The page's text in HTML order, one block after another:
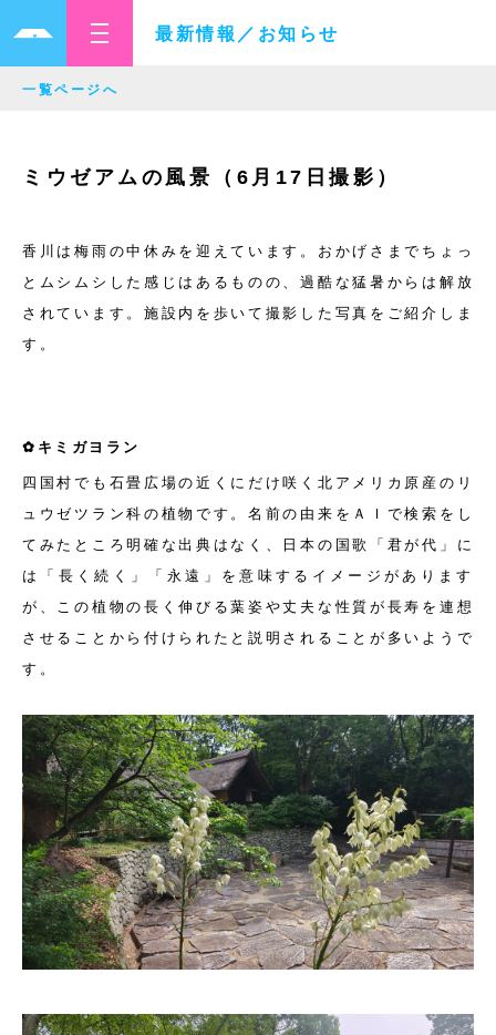
最新情報／お知らせ
一覧ページへ
ミウゼアムの風景（6月17日撮影）
香川は梅雨の中休みを迎えています。おかげさまでちょっ
とムシムシした感じはあるものの、過酷な猛暑からは解放
されています。施設内を歩いて撮影した写真をご紹介しま
す。
✿キミガヨラン
四国村でも石畳広場の近くにだけ咲く北アメリカ原産のリ
ュウゼツラン科の植物です。名前の由来をＡＩで検索をし
てみたところ明確な出典はなく、日本の国歌「君が代」に
は「長く続く」「永遠」を意味するイメージがあります
が、この植物の長く伸びる葉姿や丈夫な性質が長寿を連想
させることから付けられたと説明されることが多いようで
す。